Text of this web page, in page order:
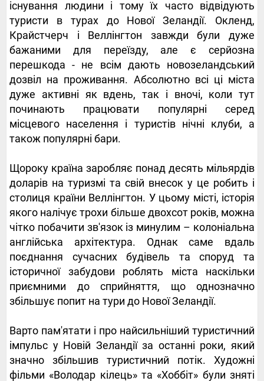
існування людини і тому їх часто відвідують
туристи в турах до Нової Зеландії. Окленд,
Крайстчерч і Веллінгтон завжди були дуже
бажаними для переїзду, але є серйозна
перешкода - не всім дають новозеландський
дозвіл на проживання. Абсолютно всі ці міста
дуже активні як вдень, так і вночі, коли тут
починають працювати популярні серед
місцевого населення і туристів нічні клуби, а
також популярні бари.
Щороку країна заробляє понад десять мільярдів
доларів на туризмі та свій внесок у це робить і
столиця країни Веллінгтон. У цьому місті, історія
якого налічує трохи більше двохсот років, можна
чітко побачити зв'язок із минулим – колоніальна
англійська архітектура. Однак саме вдаль
поєднання сучасних будівель та споруд та
історичної забудови роблять міста наскільки
приємними до сприйняття, що однозначно
збільшує попит на тури до Нової Зеландії.
Варто пам'ятати і про найсильніший туристичний
імпульс у Новій Зеландії за останні роки, який
значно збільшив туристичний потік. Художні
фільми «Володар кілець» та «Хоббіт» були зняті